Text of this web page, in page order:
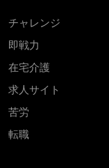
チャレンジ
即戦力
在宅介護
求人サイト
苦労
転職